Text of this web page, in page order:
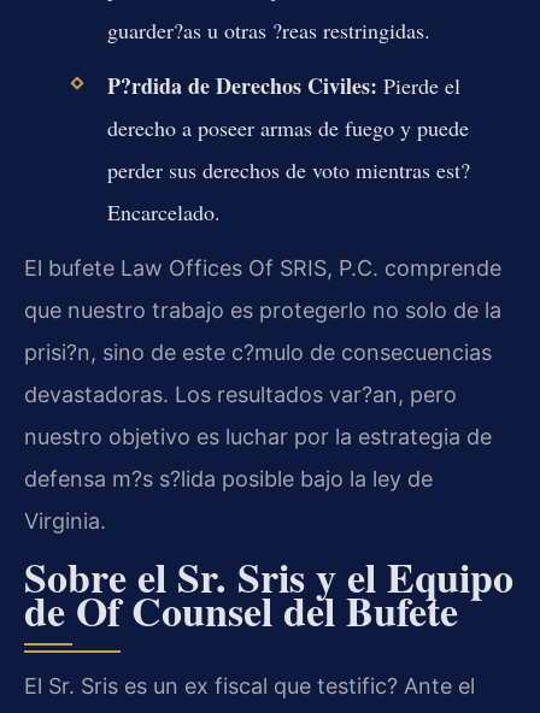
guarder?as u otras ?reas restringidas.
P?rdida de Derechos Civiles: Pierde el
derecho a poseer armas de fuego y puede
perder sus derechos de voto mientras est?
Encarcelado.
El bufete Law Offices Of SRIS, P.C. comprende
que nuestro trabajo es protegerlo no solo de la
prisi?n, sino de este c?mulo de consecuencias
devastadoras. Los resultados var?an, pero
nuestro objetivo es luchar por la estrategia de
defensa m?s s?lida posible bajo la ley de
Virginia.
Sobre el Sr. Sris y el Equipo
de Of Counsel del Bufete
El Sr. Sris es un ex fiscal que testific? Ante el